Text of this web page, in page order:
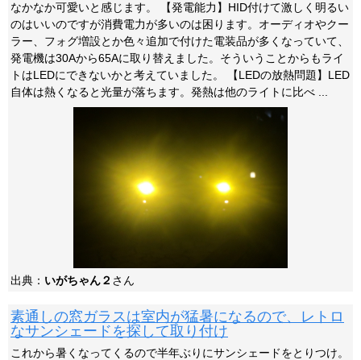
なかなか可愛いと感じます。 【発電能力】HID付けて激しく明るい
のはいいのですが消費電力が多いのは困ります。オーディオやクー
ラー、フォグ増設とか色々追加で付けた電装品が多くなっていて、
発電機は30Aから65Aに取り替えました。そういうことからもライ
トはLEDにできないかと考えていました。 【LEDの放熱問題】LED
自体は熱くなると光量が落ちます。発熱は他のライトに比べ ...
出典： いがちゃん２ さん
素通しの窓ガラスは室内が猛暑になるので、レトロ
なサンシェードを探して取り付け
これから暑くなってくるので半年ぶりにサンシェードをとりつけ。